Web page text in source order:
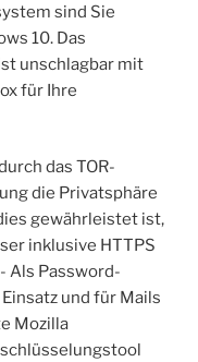
sind Sie
10. Das
unschlagbar mit
für Ihre
das TOR-
die Privatsphäre
gewährleistet ist,
inklusive HTTPS
Als Password-
und für Mails
Mozilla